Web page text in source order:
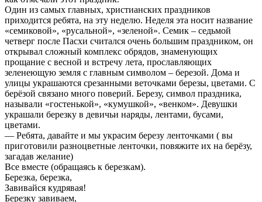
Один из самых главных, христианских праздников
приходится ребята, на эту неделю. Неделя эта носит название
«семиковой», «русальной», «зеленой». Семик – седьмой
четверг после Пасхи считался очень большим праздником, он
открывал сложный комплекс обрядов, знаменующих
прощание с весной и встречу лета, прославляющих
зеленеющую земля с главным символом – березой. Дома и
улицы украшаются срезанными веточками березы, цветами. С
берёзой связано много поверий. Березу, символ праздника,
называли «гостенькой», «кумушкой», «венком». Девушки
украшали березку в девичьи наряды, лентами, бусами,
цветами.
— Ребята, давайте и мы украсим березу ленточками ( вы
приготовили разноцветные ленточки, повяжите их на берёзу,
загадав желание)
Все вместе (обращаясь к березкам).
Березка, березка,
Завивайся кудрявая!
Березку завиваем,